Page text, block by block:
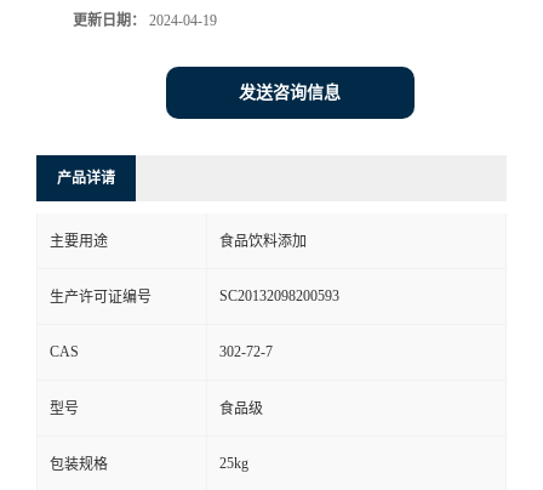
更新日期： 2024-04-19
发送咨询信息
产品详请
主要用途 食品饮料添加
生产许可证编号 SC20132098200593
CAS 302-72-7
型号 食品级
包装规格 25kg